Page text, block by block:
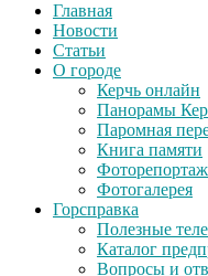
Главная
Новости
Статьи
О городе
Керчь онлайн
Панорамы
Паромная
Книга памяти
Фотогалерея
Горсправка
Полезные
Каталог
Вопросы и